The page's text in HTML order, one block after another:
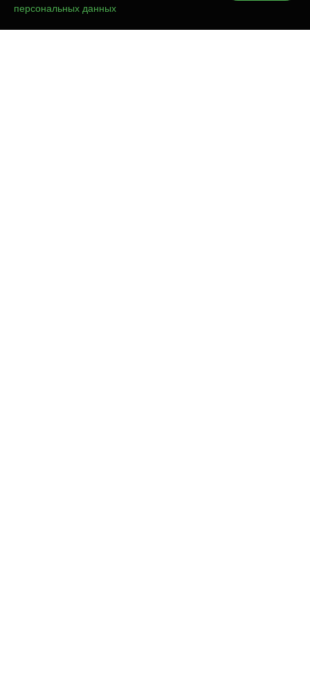
персональных данных